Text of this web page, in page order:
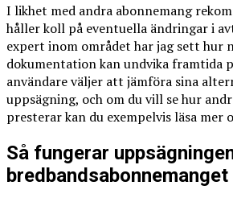
I likhet med andra abonnemang
håller koll på eventuella ändringar i
expert inom området har jag sett hur
dokumentation kan undvika framtida
användare väljer att jämföra sina
uppsägning, och om du vill se hur
presterar kan du exempelvis läsa mer
Så fungerar
bredbandsabonnemanget